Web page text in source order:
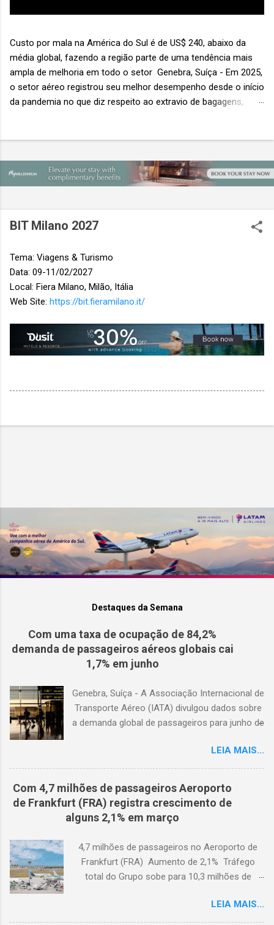
Custo por mala na América do Sul é de US$ 240, abaixo da
média global, fazendo a região parte de uma tendência mais
ampla de melhoria em todo o setor Genebra, Suíça - Em 2025,
o setor aéreo registrou seu melhor desempenho desde o início
da pandemia no que diz respeito ao extravio de bagagens,
“Baggage IT Insights” de 2026 da SITA, a 20ª edição anual
desse importante estudo de referência à indústria. (© SITA)
custa ao setor US$ 6,3 bilhões anualmente. Cada mala
extraviada anula o lucro de mais de 30 assentos vendidos, e
cinco anulam o lucro de um voo inteiro. O núme...
BIT Milano 2027
Tema: Viagens & Turismo
Data: 09-11/02/2027
Local: Fiera Milano, Milão, Itália
Web Site: https://bit.fieramilano.it/
Destaques da Semana
Com uma taxa de ocupação de 84,2%
demanda de passageiros aéreos globais cai
1,7% em junho
Genebra, Suíça - A Associação Internacional de
Transporte Aéreo (IATA) divulgou dados sobre
a demanda global de passageiros para junho de
passageiros-quilômetro pagos (RPK), caiu 1,7%
em comparação com junho de 2025. Excluindo
o Oriente Médio, a demanda diminuiu 0,6%. A
capacidade total, medida em assentos-
quilômetro disponíveis (ASK), diminuiu 1,3% em
relação ao ano anterior. A taxa de ocupação foi
comparação com junho de 2025). A demanda
internacional caiu 0,9% em comparação com
junho de 2025. Excluindo o Oriente Médio, a
demanda cresceu 1,1%. A capacidade diminuiu
LEIA MAIS...
Com 4,7 milhões de passageiros Aeroporto
de Frankfurt (FRA) registra crescimento de
alguns 2,1% em março
4,7 milhões de passageiros no Aeroporto de
Frankfurt (FRA) Aumento de 2,1% Tráfego
total do Grupo sobe para 10,3 milhões de
4,7 milhões de passageiros utilizaram o
Aeroporto de Frankfurt (FRA) em março de
LEIA MAIS...